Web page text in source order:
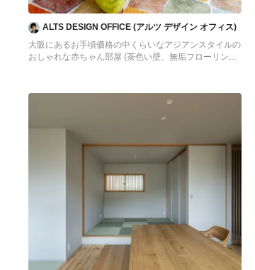
ALTS DESIGN OFFICE (アルツ デザイン オフィス)
大阪にあるお手頃価格の中くらいなアジアンスタイルの
おしゃれな赤ちゃん部屋 (茶色い壁、無垢フローリン